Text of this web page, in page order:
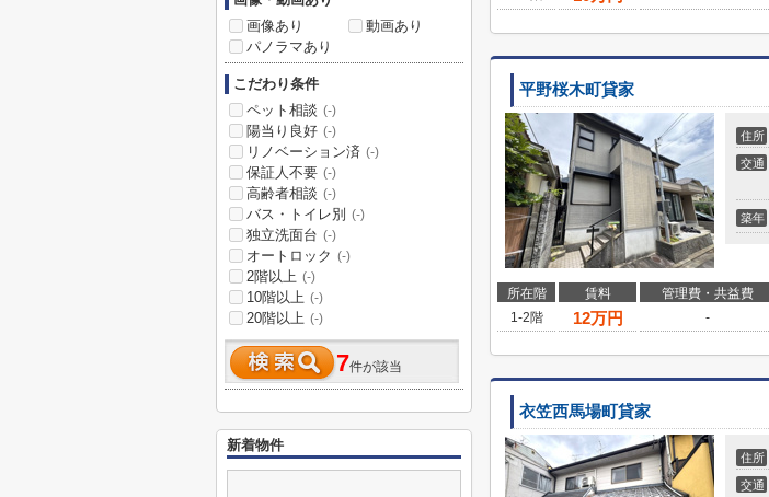
平野桜木町貸家
住所
交通
築年
所在階 賃料 管理費・共益費
1-2階
12万円 -
衣笠西馬場町貸家
住所
交通
画像あり
動画あり
パノラマあり
こだわり条件
ペット相談 (-)
陽当り良好 (-)
リノベーション済 (-)
保証人不要 (-)
高齢者相談 (-)
バス・トイレ別 (-)
独立洗面台 (-)
オートロック (-)
2階以上 (-)
10階以上 (-)
20階以上 (-)
7件が該当
新着物件